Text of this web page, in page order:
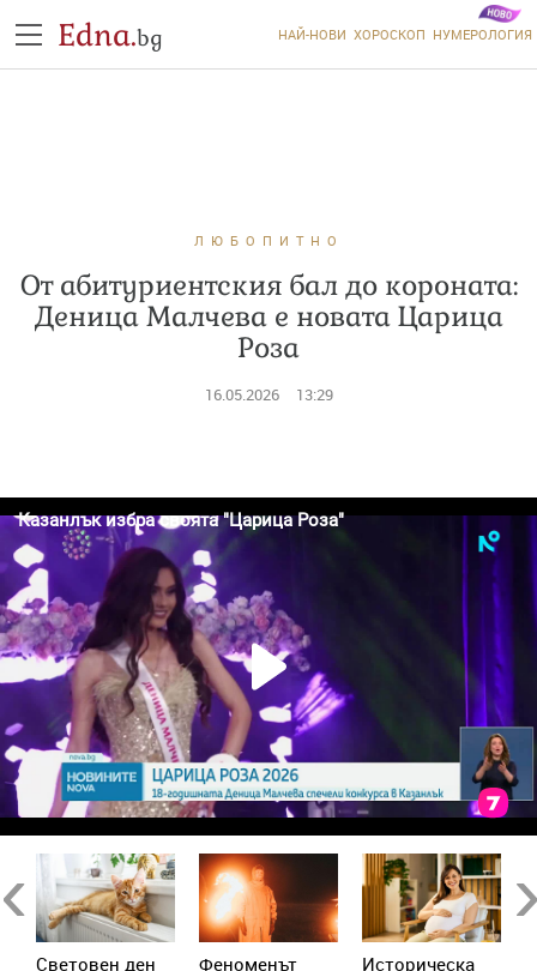
Edna.bg НАЙ-НОВИ ХОРОСКОП НУМЕРОЛОГИЯ
ЛЮБОПИТНО
От абитуриентския бал до короната:
Деница Малчева е новата Царица
Роза
16.05.2026 13:29
Световен ден
Феноменът
Историческа